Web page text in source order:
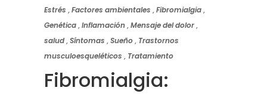
Estrés ,Factores ambientales ,Fibromialgia,
Genética,Inflamación,Mensaje del dolor,
salud,Síntomas ,Sueño, Trastornos
musculoesqueléticos , Tratamiento
Fibromialgia: